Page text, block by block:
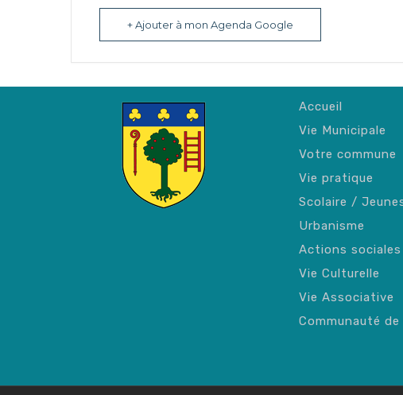
+ Ajouter à mon Agenda Google
Accueil
Vie Municipale
Votre commune
Vie pratique
Scolaire /
Urbanisme
Actions sociales
Vie Culturelle
Vie Associative
Communauté de